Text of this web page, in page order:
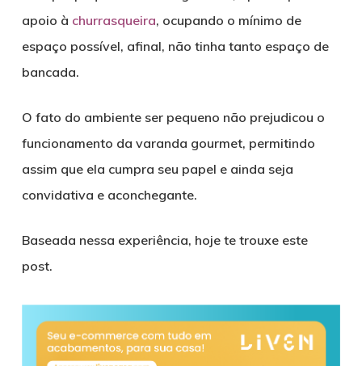
apoio à churrasqueira, ocupando o mínimo de
espaço possível, afinal, não tinha tanto espaço de
bancada.
O fato do ambiente ser pequeno não prejudicou o
funcionamento da varanda gourmet, permitindo
assim que ela cumpra seu papel e ainda seja
convidativa e aconchegante.
Baseada nessa experiência, hoje te trouxe este
post.